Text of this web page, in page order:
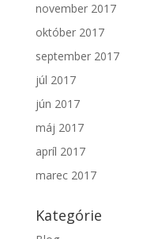
november 2017
október 2017
september 2017
júl 2017
jún 2017
máj 2017
apríl 2017
marec 2017
Kategórie